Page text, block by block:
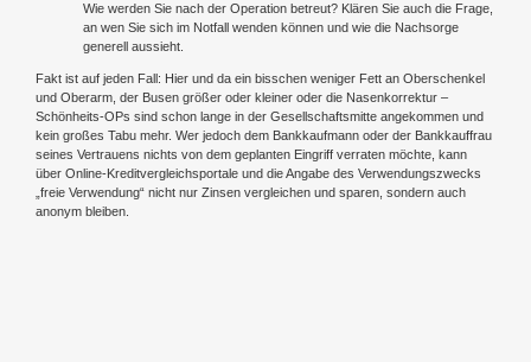
Wie werden Sie nach der Operation betreut? Klären Sie auch die Frage,
an wen Sie sich im Notfall wenden können und wie die Nachsorge
generell aussieht.
Fakt ist auf jeden Fall: Hier und da ein bisschen weniger Fett an Oberschenkel
und Oberarm, der Busen größer oder kleiner oder die Nasenkorrektur –
Schönheits-OPs sind schon lange in der Gesellschaftsmitte angekommen und
kein großes Tabu mehr. Wer jedoch dem Bankkaufmann oder der Bankkauffrau
seines Vertrauens nichts von dem geplanten Eingriff verraten möchte, kann
über Online-Kreditvergleichsportale und die Angabe des Verwendungszwecks
„freie Verwendung“ nicht nur Zinsen vergleichen und sparen, sondern auch
anonym bleiben.